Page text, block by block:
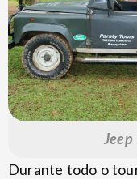
Jeep
Durante todo o